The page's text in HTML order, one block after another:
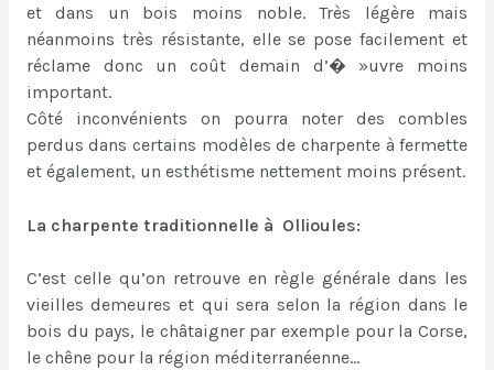
et dans un bois moins noble. Très légère mais
néanmoins très résistante, elle se pose facilement et
réclame donc un coût demain d’� »uvre moins
important.
Côté inconvénients on pourra noter des combles
perdus dans certains modèles de charpente à fermette
et également, un esthétisme nettement moins présent.
La charpente traditionnelle à Ollioules:
C’est celle qu’on retrouve en règle générale dans les
vieilles demeures et qui sera selon la région dans le
bois du pays, le châtaigner par exemple pour la Corse,
le chêne pour la région méditerranéenne…